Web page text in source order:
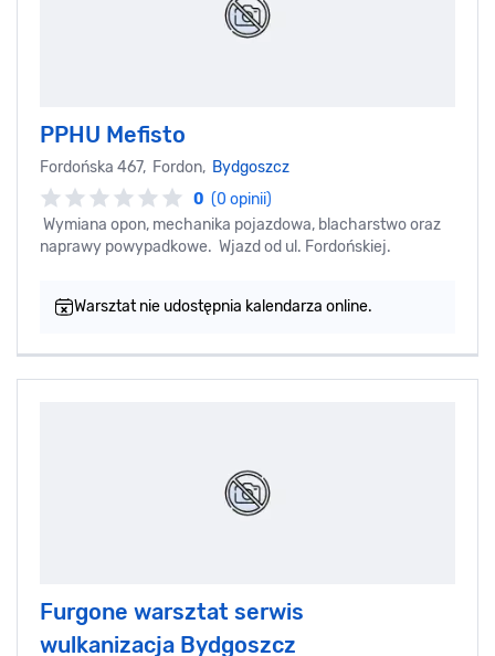
PPHU Mefisto
Fordońska 467, Fordon, Bydgoszcz
0 (0 opinii)
Wymiana opon, mechanika pojazdowa, blacharstwo oraz
naprawy powypadkowe. Wjazd od ul. Fordońskiej.
Warsztat nie udostępnia kalendarza online.
Furgone warsztat serwis
wulkanizacja Bydgoszcz